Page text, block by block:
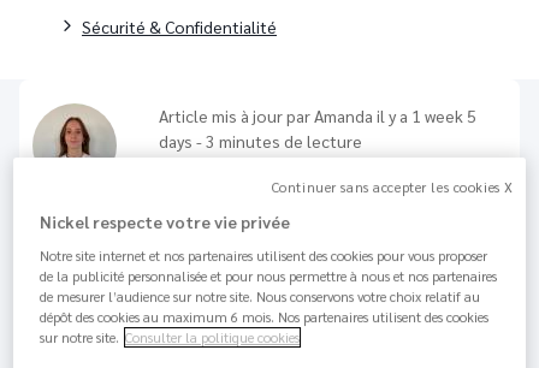
Fil d'ArianeSécurité & Confidentialité
Article mis à jour parAmanda il y a 1 week 5
days - 3 minutes de lecture
une tentative de fraude ?
1.2M Partager Perso
Comment repérer une tentative de fraude ?
Vérifiez le nom et l’adresse mail utilisés par
Continuer sans accepter les cookies X
Nickel respecte votre vie privée
Notre site internet et nos partenaires utilisent des cookies pour vous proposer
de la publicité personnalisée et pour nous permettre à nous et nos partenaires
de mesurer l’audience sur notre site. Nous conservons votre choix relatif au
dépôt des cookies au maximum 6 mois. Nos partenaires utilisent des cookies
sur notre site. Consulter la politique cookies